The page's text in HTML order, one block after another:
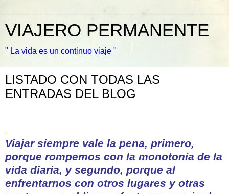
VIAJERO PERMANENTE
" La vida es un continuo viaje "
LISTADO CON TODAS LAS
ENTRADAS DEL BLOG
.
Viajar siempre vale la pena, primero,
porque rompemos con la monotonía de la
vida diaria, y segundo, porque al
enfrentarnos con otros lugares y otras